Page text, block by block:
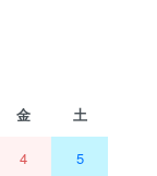
金 土
4 5